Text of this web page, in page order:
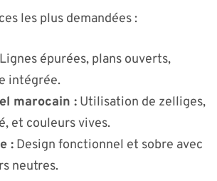
les plus demandées :
Lignes épurées, plans ouverts,
intégrée.
marocain : Utilisation de zelliges,
et couleurs vives.
: Design fonctionnel et sobre avec
neutres.